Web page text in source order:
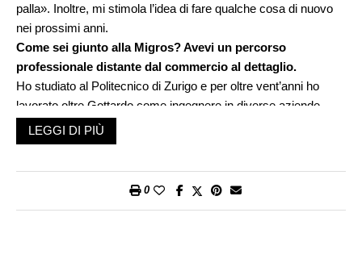
palla». Inoltre, mi stimola l’idea di fare qualche cosa di nuovo
nei prossimi anni.
Come sei giunto alla Migros? Avevi un percorso
professionale distante dal commercio al dettaglio.
Ho studiato al Politecnico di Zurigo e per oltre vent’anni ho
lavorato oltre Gottardo come ingegnere in diverse aziende
industriali quotate in borsa attive a livello internazionale. Fino al
2002 non avrei mai immaginato di lavorare per Migros nel
era un’opportunità per tornare in Ticino …. senza pensare che
LEGGI DI PIÙ
0